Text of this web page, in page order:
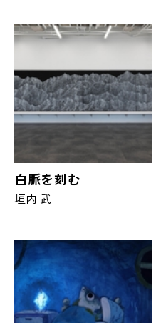
白脈を刻む
垣内 武